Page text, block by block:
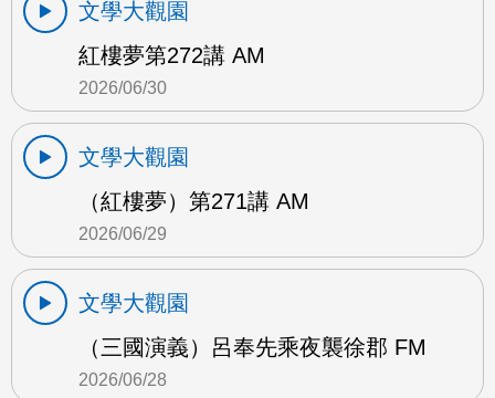
文學大觀園
紅樓夢第272講 AM
2026/06/30
文學大觀園
（紅樓夢）第271講 AM
2026/06/29
文學大觀園
（三國演義）呂奉先乘夜襲徐郡 FM
2026/06/28